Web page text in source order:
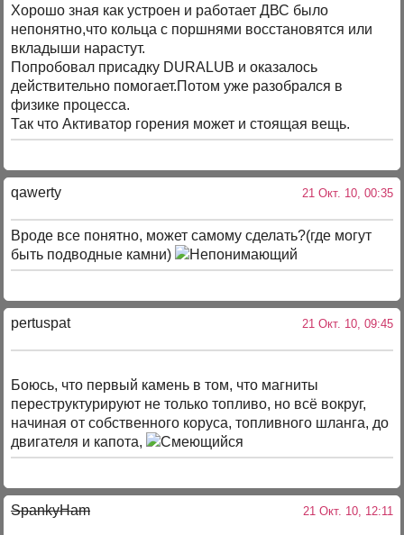
Хорошо зная как устроен и работает ДВС было
непонятно,что кольца с поршнями восстановятся или
вкладыши нарастут.
Попробовал присадку DURALUB и оказалось
действительно помогает.Потом уже разобрался в
физике процесса.
Так что Активатор горения может и стоящая вещь.
qawerty 21 Окт. 10, 00:35
Вроде все понятно, может самому сделать?(где могут
быть подводные камни)
pertuspat 21 Окт. 10, 09:45
Боюсь, что первый камень в том, что магниты
переструктурируют не только топливо, но всё вокруг,
начиная от собственного коруса, топливного шланга, до
двигателя и капота,
SpankyHam 21 Окт. 10, 12:11